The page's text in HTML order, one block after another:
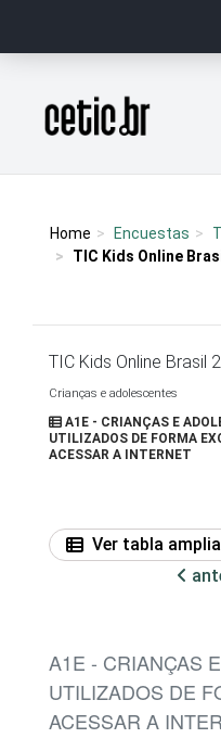
Página inicial
Home Encuestas
TIC Kids Online
TIC Kids Online Brasil
Crianças e adolescentes
A1E - CRIANÇAS E
UTILIZADOS DE FORMA
ACESSAR A INTERNET
Ver tabla
A1E - CRIANÇAS
UTILIZADOS DE
ACESSAR A